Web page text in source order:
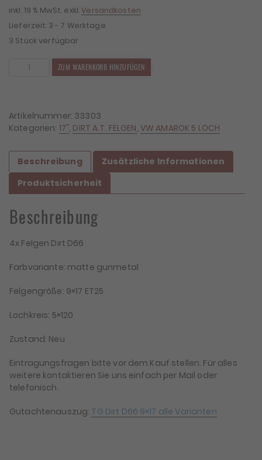
inkl. 19 % MwSt. exkl.Versandkosten
Lieferzeit: 3 - 7 Werktage
3 Stück verfügbar
9x17
ET25
Menge
ZUM WARENKORB HINZUFÜGEN
Artikelnummer: 33303
Kategorien: 17", DIRT A.T. FELGEN, VW AMAROK 5 LOCH
Beschreibung
Zusätzliche Informationen
Produktsicherheit
Beschreibung
4x Felgen Dirt D66
Farbvariante: matte gunmetal
Felgengröße: 9×17 ET25
Lochkreis: 5×120
Zustand: Neu
Eintragungsfragen bitte vor dem Kauf stellen. Für alles
weitere kontaktieren Sie uns einfach per Mail oder
telefonisch.
Gutachtenauszug: TG Dirt D66 9×17 alle Varianten